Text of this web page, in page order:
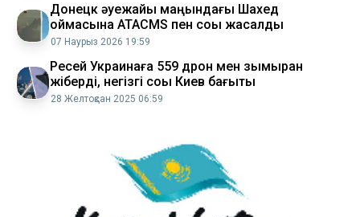
Донецк әуежайы маңындағы Шахед
қоймасына ATACMS пен соққы жасалды
07 Наурыз 2026 19:59
Ресей Украинаға 559 дрон мен зымыран
жіберді, негізгі соққы Киев бағыты
28 Желтоқсан 2025 06:59